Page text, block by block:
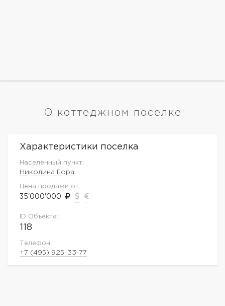
О коттеджном поселке
Характеристики поселка
Населённый пункт:
Николина Гора
Цена продажи от:
35'000'000
ID Объекта:
118
Телефон:
+7 (495) 925-33-77